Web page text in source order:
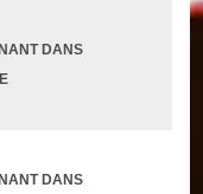
DANS
DANS